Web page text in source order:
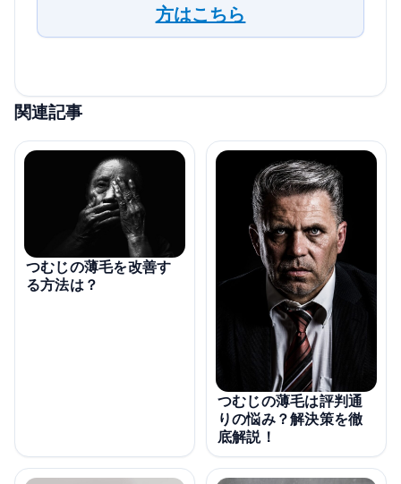
方はこちら
関連記事
つむじの薄毛を改善す
る方法は？
つむじの薄毛は評判通
りの悩み？解決策を徹
底解説！